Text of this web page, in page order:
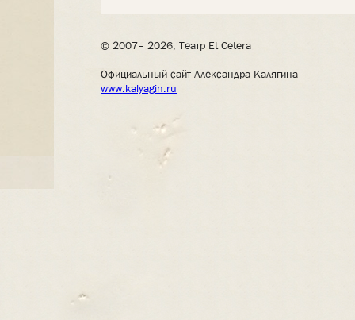
© 2007– 2026, Театр Et Cetera
Официальный сайт Александра Калягина
www.kalyagin.ru